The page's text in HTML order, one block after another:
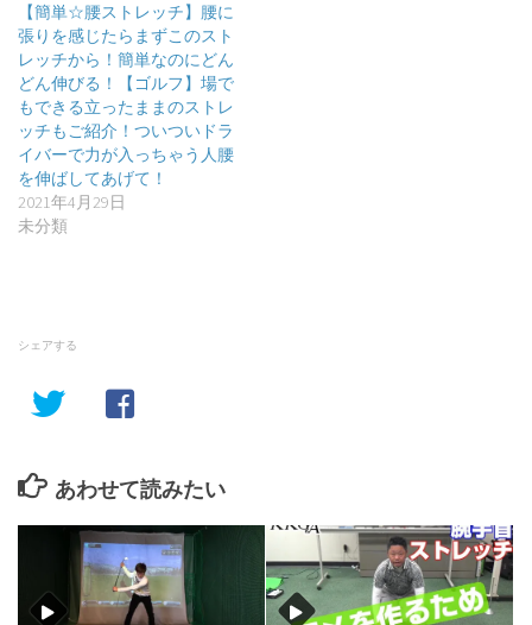
【簡単☆腰ストレッチ】腰に
張りを感じたらまずこのスト
レッチから！簡単なのにどん
どん伸びる！【ゴルフ】場で
もできる立ったままのストレ
ッチもご紹介！ついついドラ
イバーで力が入っちゃう人腰
を伸ばしてあげて！
2021年4月29日
未分類
シェアする
あわせて読みたい